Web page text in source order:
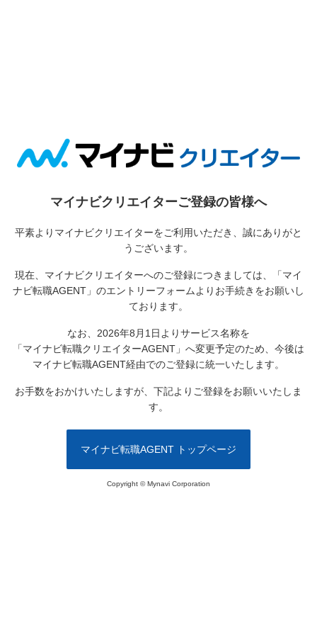
マイナビクリエイターご登録の皆様へ
平素よりマイナビクリエイターをご利用いただき、誠にありがと
うございます。
現在、マイナビクリエイターへのご登録につきましては、
「マイ
ナビ転職AGENT」のエントリーフォームよりお手続きをお願いし
ております。
なお、2026年8月1日よりサービス名称を
「マイナビ転職クリエイターAGENT」へ変更予定のため、 今後は
マイナビ転職AGENT経由でのご登録に統一いたします。
お手数をおかけいたしますが、下記よりご登録をお願いいたしま
す。
マイナビ転職AGENT トップページ
Copyright © Mynavi Corporation